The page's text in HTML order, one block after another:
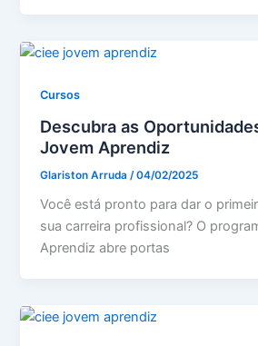
Cursos
Descubra as
Jovem Aprendiz
Glariston Arruda /04/02/2025
Você está pronto para dar o
sua carreira profissional? O
Aprendiz abre portas